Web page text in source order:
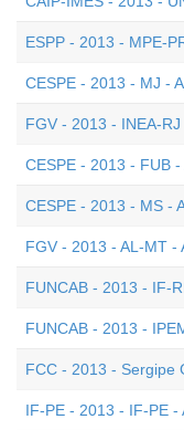
ESPP - 2013 - MPE-
CESPE - 2013 - MJ -
FGV - 2013 - INEA-
CESPE - 2013 - FUB
CESPE - 2013 - MS -
FGV - 2013 - AL-MT -
FUNCAB - 2013 - IF-
FUNCAB - 2013 -
FCC - 2013 - Sergipe
IF-PE - 2013 - IF-PE -